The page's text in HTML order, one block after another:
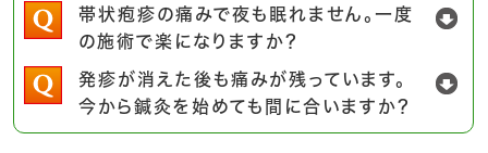
帯状疱疹の痛みで夜も眠れません。一度
の施術で楽になりますか？
発疹が消えた後も痛みが残っています。
今から鍼灸を始めても間に合いますか？